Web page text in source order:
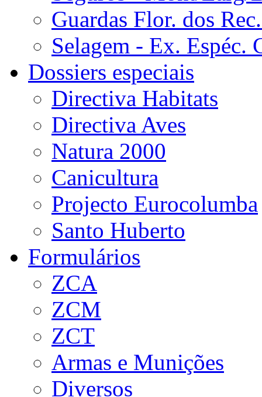
Guardas Flor. dos
Selagem - Ex. Espéc.
Dossiers especiais
Directiva Habitats
Directiva Aves
Natura 2000
Canicultura
Projecto Eurocolumba
Santo Huberto
Formulários
ZCA
ZCM
ZCT
Armas e Munições
Diversos